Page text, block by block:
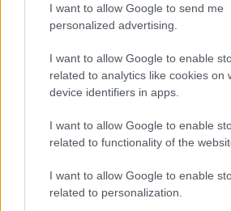
I want to allow Google to send me
personalized advertising.
I want to allow Google to enable
related to analytics like cookies on
device identifiers in apps.
I want to allow Google to enable
related to functionality of the
I want to allow Google to enable
related to personalization.
Opozorilo:Po 297. členu Kazenskega
posameznik kazensko odgovoren za
sovraštva, nasilja ali nestrpnosti.
rasističnimi, diskriminatornimi ali
odstranjeni. Pravila komentiranja →